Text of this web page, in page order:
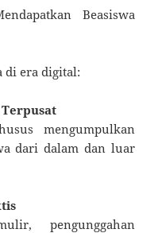
Beasiswa
di era digital:
mengumpulkan
dari dalam dan luar
pengunggahan